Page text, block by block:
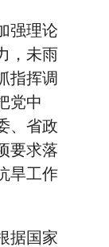
强理论
，未雨
指挥调
党中
、省政
要求落
旱工作
据国家